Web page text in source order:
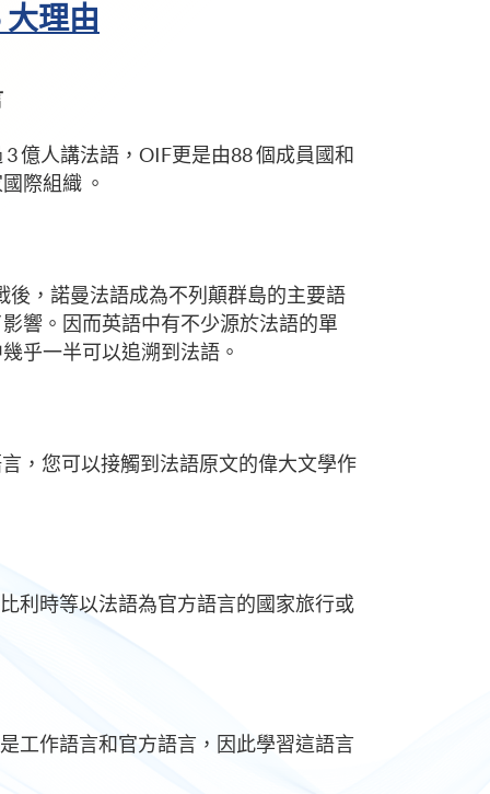
理由
億人講法語，OIF更是由88 個成員國和
際組織 。
後，諾曼法語成為不列顛群島的主要語
響。因而英語中有不少源於法語的單
乎一半可以追溯到法語。
，您可以接觸到法語原文的偉大文學作
利時等以法語為官方語言的國家旅行或
工作語言和官方語言，因此學習這語言